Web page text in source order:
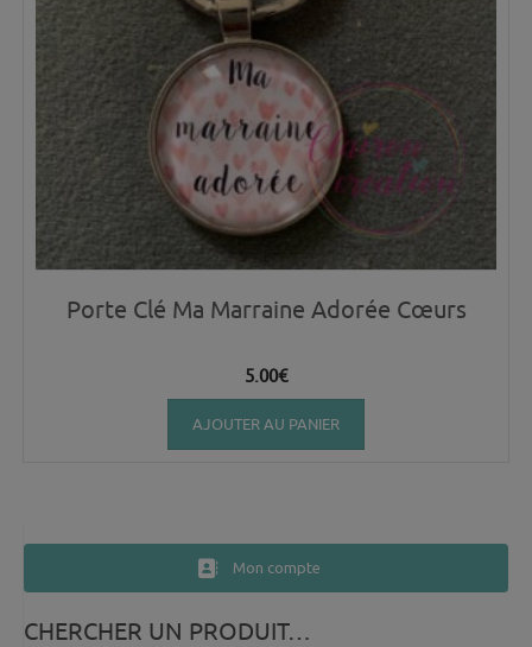
Porte Clé Ma Marraine Adorée Cœurs
5.00€
AJOUTER AU PANIER
Mon compte
CHERCHER UN PRODUIT…